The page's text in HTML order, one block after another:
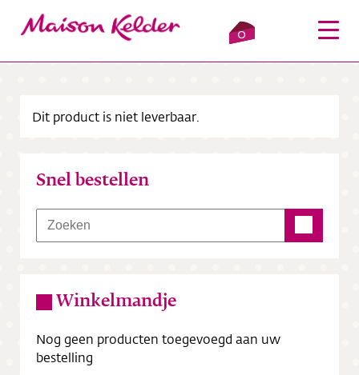
0
Verkooppunten
Bezorging
Contact
Dit product is niet leverbaar.
Snel bestellen
Winkelmandje
Nog geen producten toegevoegd aan uw
bestelling